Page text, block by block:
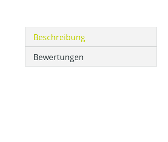
Beschreibung
Bewertungen